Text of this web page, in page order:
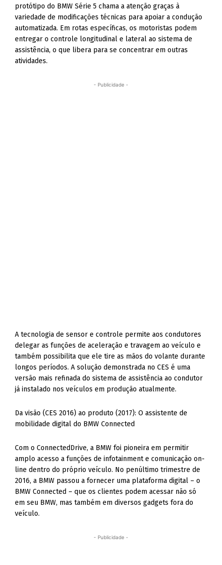
protótipo do BMW Série 5 chama a atenção graças à
variedade de modificações técnicas para apoiar a condução
automatizada. Em rotas específicas, os motoristas podem
entregar o controle longitudinal e lateral ao sistema de
assistência, o que libera para se concentrar em outras
atividades.
- Publicidade -
A tecnologia de sensor e controle permite aos condutores
delegar as funções de aceleração e travagem ao veículo e
também possibilita que ele tire as mãos do volante durante
longos períodos. A solução demonstrada no CES é uma
versão mais refinada do sistema de assistência ao condutor
já instalado nos veículos em produção atualmente.
Da visão (CES 2016) ao produto (2017): O assistente de
mobilidade digital do BMW Connected
Com o ConnectedDrive, a BMW foi pioneira em permitir
amplo acesso a funções de infotainment e comunicação on-
line dentro do próprio veículo. No penúltimo trimestre de
2016, a BMW passou a fornecer uma plataforma digital – o
BMW Connected – que os clientes podem acessar não só
em seu BMW, mas também em diversos gadgets fora do
veículo.
- Publicidade -